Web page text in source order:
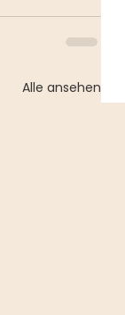
Alle ansehen